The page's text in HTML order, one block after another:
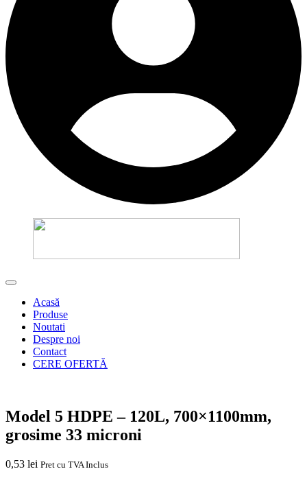
Acasă
Produse
Noutati
Despre noi
Contact
CERE OFERTĂ
Model 5 HDPE – 120L, 700×1100mm,
grosime 33 microni
0,53 lei Pret cu TVA Inclus